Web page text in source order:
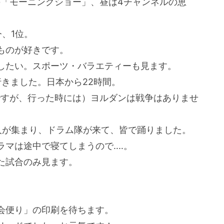
1位。
が好きです。
い。スポーツ・バラエティーも見ます。
ました。日本から22時間。
、行った時には）ヨルダンは戦争はありませ
まり、ドラム隊が来て、皆で踊りました。
は途中で寝てしまうので‥‥。
合のみ見ます。
り」の印刷を待ちます。